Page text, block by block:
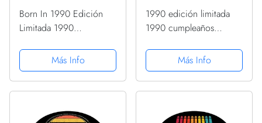
Born In 1990 Edición
Limitada 1990
1990 PopSockets
PopGrip Intercambiable
Más Info
1990 edición limitada
1990 cumpleaños
y mujeres PopSockets
PopGrip Intercambiable
Más Info